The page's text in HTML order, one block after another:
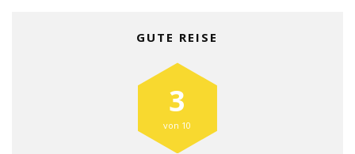
GUTE REISE
3
von 10